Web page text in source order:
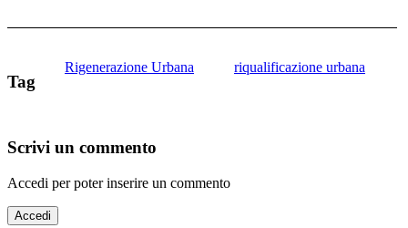
Tag
Rigenerazione Urbana riqualificazione urbana
Scrivi un commento
Accedi per poter inserire un commento
Accedi